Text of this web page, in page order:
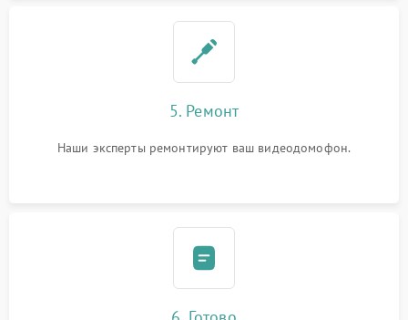
5. Ремонт
Наши эксперты ремонтируют ваш видеодомофон.